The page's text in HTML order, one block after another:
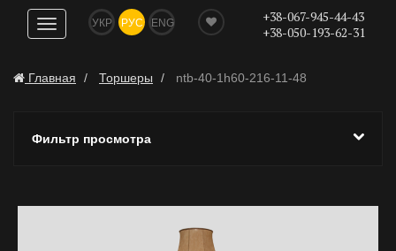
Показать
навигацию
УКР РУС ENG
+38-067-945-44-43
+38-050-193-62-31
Главная Торшеры ntb-40-1h60-216-11-48
Фильтр просмотра